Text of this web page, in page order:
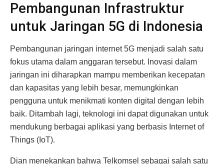
Pembangunan Infrastruktur
untuk Jaringan 5G di Indonesia
Pembangunan jaringan internet 5G menjadi salah satu
fokus utama dalam anggaran tersebut. Inovasi dalam
jaringan ini diharapkan mampu memberikan kecepatan
dan kapasitas yang lebih besar, memungkinkan
pengguna untuk menikmati konten digital dengan lebih
baik. Ditambah lagi, teknologi ini dapat digunakan untuk
mendukung berbagai aplikasi yang berbasis Internet of
Things (IoT).
Dian menekankan bahwa Telkomsel sebagai salah satu